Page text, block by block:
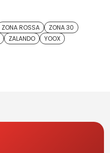
ZONA ROSSA
ZONA 30
ZALANDO YOOX